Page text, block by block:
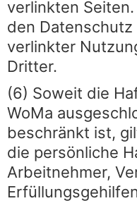
verlinkten
den
verlinkter
Dritter.
(6) Soweit die
WoMa
beschränkt ist,
die persönliche
Arbeitnehmer,